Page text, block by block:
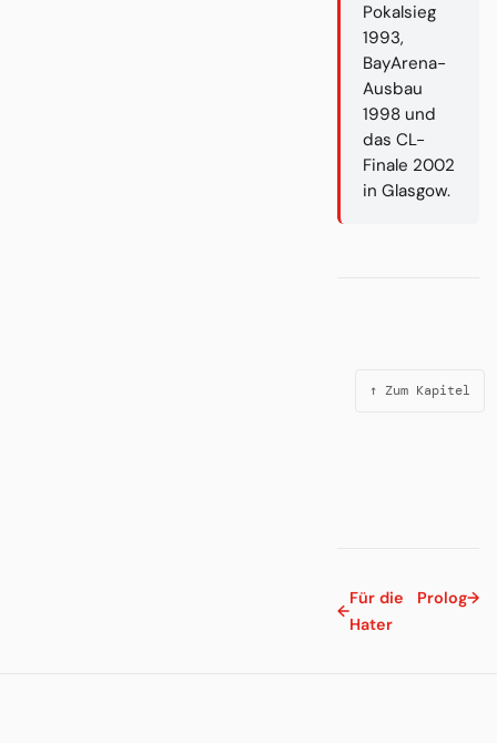
Pokalsieg
1993,
BayArena-
Ausbau
1998 und
das CL-
Finale 2002
in Glasgow.
↑ Zum Kapitel
←
Für die
Hater
Prolog→